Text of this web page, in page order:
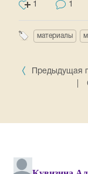
1 1
материалы
Предыдущая